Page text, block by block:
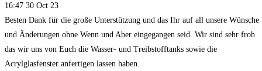
16:47 30 Oct 23
Besten Dank für die große Unterstützung und das Ihr auf all unsere Wünsche
und Änderungen ohne Wenn und Aber eingegangen seid. Wir sind sehr froh
das wir uns von Euch die Wasser- und Treibstofftanks sowie die
Acrylglasfenster anfertigen lassen haben.